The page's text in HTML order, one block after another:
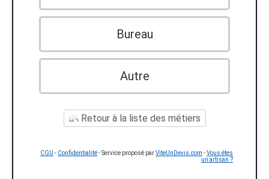
Bureau
Autre
Retour à la liste des métiers
CGU - Confidentialité- Service proposé parViteUnDevis.com -Vous êtes
un artisan ?